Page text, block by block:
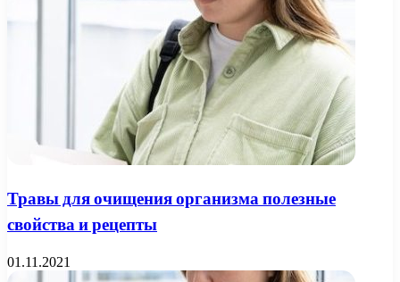
Травы для очищения организма полезные
свойства и рецепты
01.11.2021